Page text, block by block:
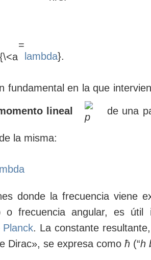
lambda}.
fundamental en la que
lineal de una
la misma:
donde la frecuencia viene
o frecuencia angular, es
. La constante
Dirac», se expresa como ħ (“h